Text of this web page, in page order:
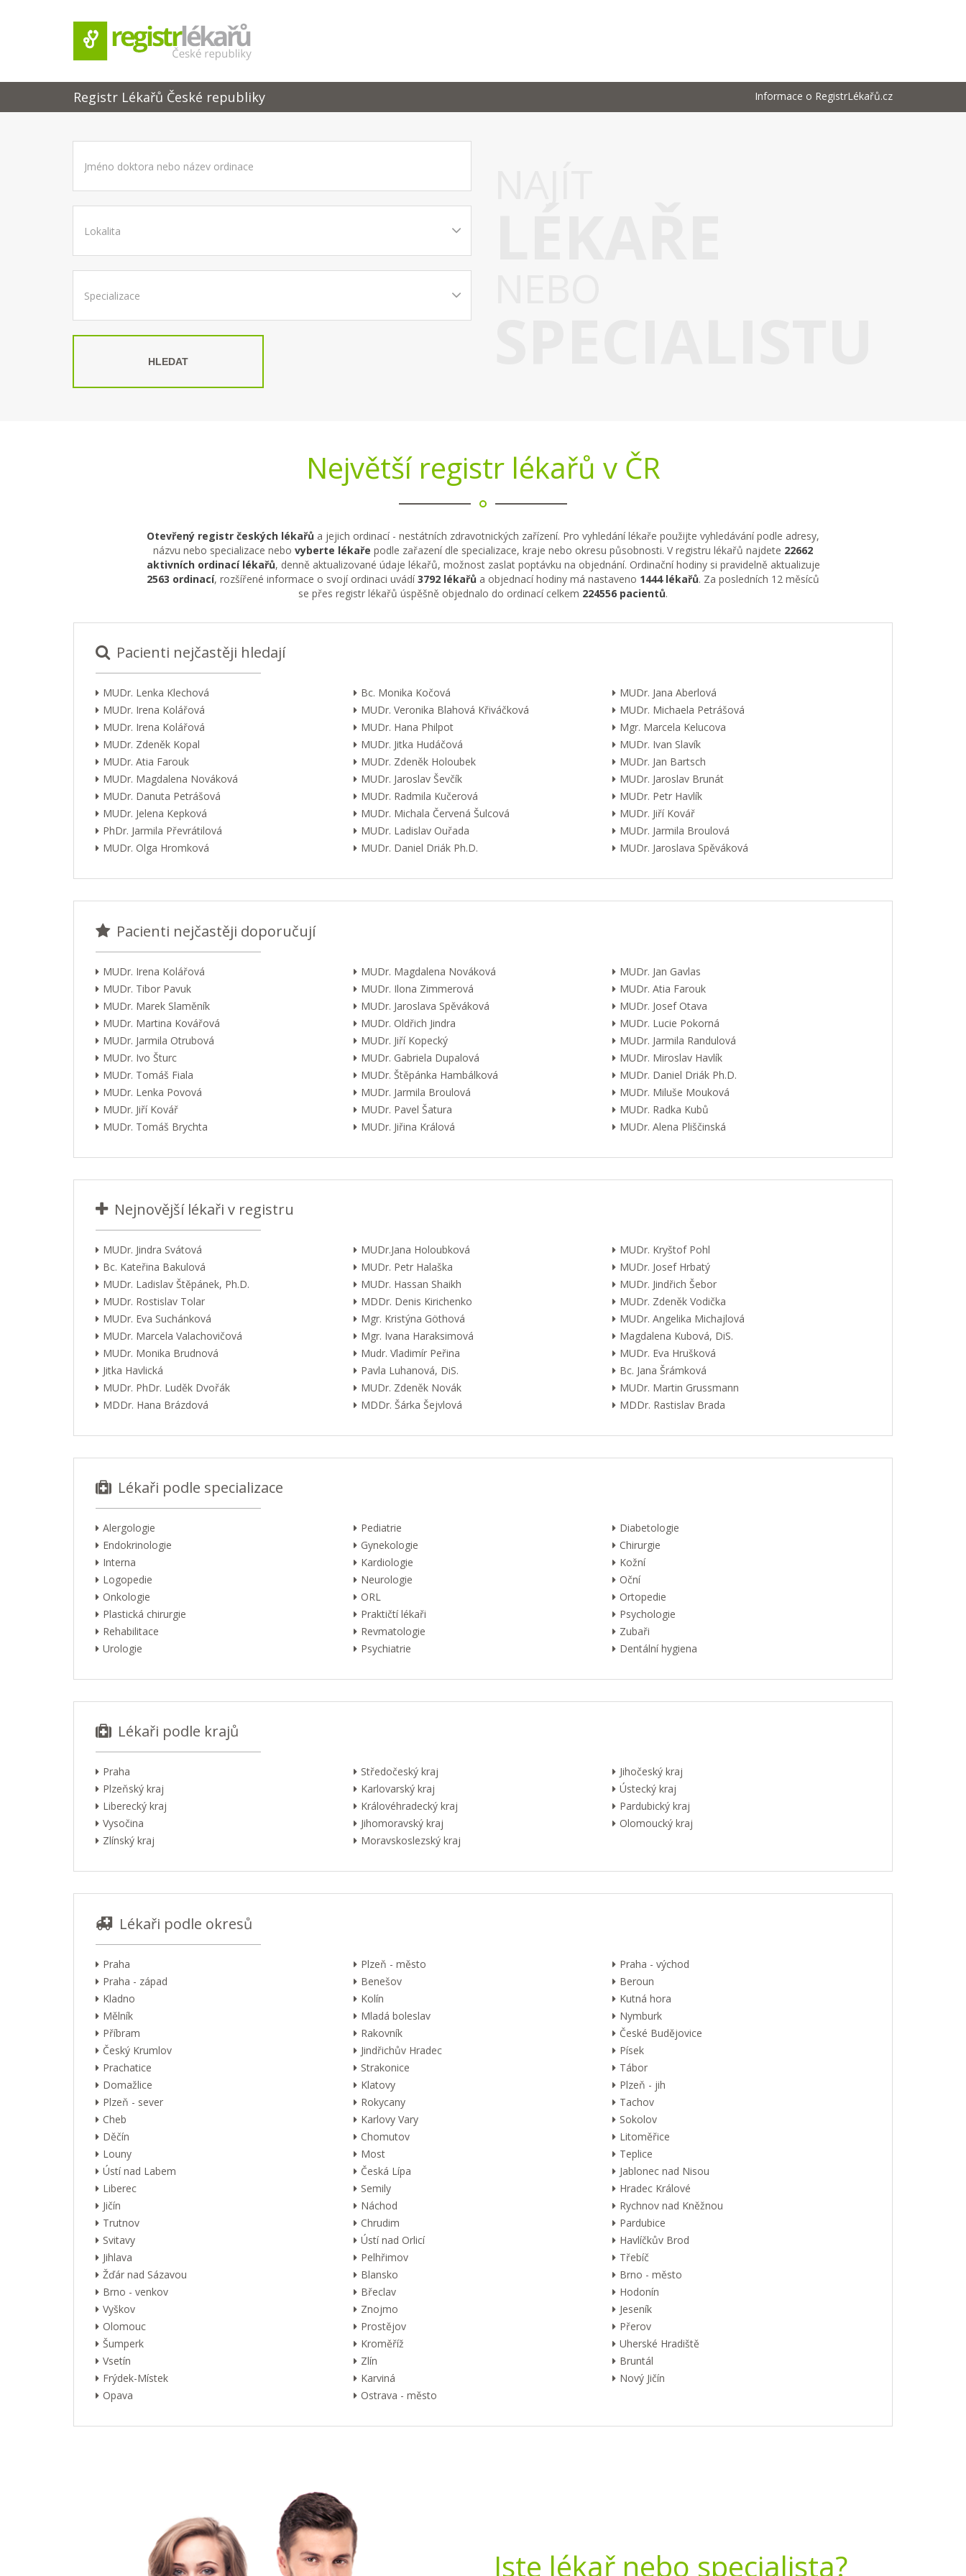
Registr Lékařů České republiky Informace o RegistrLékařů.cz
HLEDAT
Největší registr lékařů v ČR
Otevřený registr českých lékařů a jejich ordinací - nestátních zdravotnických zařízení. Pro vyhledání lékaře použijte vyhledávání podle adresy,
názvu nebo specializace nebo vyberte lékaře podle zařazení dle specializace, kraje nebo okresu působnosti. V registru lékařů najdete 22662
aktivních ordinací lékařů, denně aktualizované údaje lékařů, možnost zaslat poptávku na objednání. Ordinační hodiny si pravidelně aktualizuje
2563 ordinací, rozšířené informace o svojí ordinaci uvádí3792 lékařů a objednací hodiny má nastaveno 1444 lékařů. Za posledních 12 měsíců
se přes registr lékařů úspěšně objednalo do ordinací celkem 224556 pacientů.
Pacienti nejčastěji hledají
MUDr. Lenka Klechová Bc. Monika Kočová
MUDr. Jana Aberlová
MUDr. Irena Kolářová
MUDr. Veronika Blahová Křiváčková
MUDr. Michaela Petrášová
MUDr. Irena Kolářová
MUDr. Hana Philpot
Mgr. Marcela Kelucova
MUDr. Zdeněk Kopal
MUDr. Jitka Hudáčová
MUDr. Ivan Slavík
MUDr. Atia Farouk
MUDr. Zdeněk Holoubek
MUDr. Jan Bartsch
MUDr. Magdalena Nováková
MUDr. Jaroslav Ševčík
MUDr. Jaroslav Brunát
MUDr. Danuta Petrášová
MUDr. Radmila Kučerová
MUDr. Petr Havlík
MUDr. Jelena Kepková
MUDr. Michala Červená Šulcová
MUDr. Jiří Kovář
PhDr. Jarmila Převrátilová
MUDr. Ladislav Ouřada
MUDr. Jarmila Broulová
MUDr. Olga Hromková
MUDr. Daniel Driák Ph.D. MUDr. Jaroslava Spěváková
Pacienti nejčastěji doporučují
MUDr. Irena Kolářová MUDr. Magdalena Nováková
MUDr. Jan Gavlas
MUDr. Tibor Pavuk
MUDr. Ilona Zimmerová
MUDr. Atia Farouk
MUDr. Marek Slaměník
MUDr. Jaroslava Spěváková
MUDr. Josef Otava
MUDr. Martina Kovářová
MUDr. Oldřich Jindra
MUDr. Lucie Pokorná
MUDr. Jarmila Otrubová
MUDr. Jiří Kopecký
MUDr. Jarmila Randulová
MUDr. Ivo Šturc
MUDr. Gabriela Dupalová
MUDr. Miroslav Havlík
MUDr. Tomáš Fiala
MUDr. Štěpánka Hambálková
MUDr. Daniel Driák Ph.D.
MUDr. Lenka Povová
MUDr. Jarmila Broulová
MUDr. Miluše Mouková
MUDr. Jiří Kovář
MUDr. Pavel Šatura
MUDr. Radka Kubů
MUDr. Tomáš Brychta
MUDr. Jiřina Králová MUDr. Alena Pliščinská
Nejnovější lékaři v registru
MUDr. Jindra Svátová MUDr.Jana Holoubková
MUDr. Kryštof Pohl
Bc. Kateřina Bakulová
MUDr. Petr Halaška
MUDr. Josef Hrbatý
MUDr. Ladislav Štěpánek, Ph.D.
MUDr. Hassan Shaikh
MUDr. Jindřich Šebor
MUDr. Rostislav Tolar
MDDr. Denis Kirichenko
MUDr. Zdeněk Vodička
MUDr. Eva Suchánková
Mgr. Kristýna Göthová
MUDr. Angelika Michajlová
MUDr. Marcela Valachovičová
Mgr. Ivana Haraksimová
Magdalena Kubová, DiS.
MUDr. Monika Brudnová
Mudr. Vladimír Peřina
MUDr. Eva Hrušková
Jitka Havlická
Pavla Luhanová, DiS.
Bc. Jana Šrámková
MUDr. PhDr. Luděk Dvořák
MUDr. Zdeněk Novák
MUDr. Martin Grussmann
MDDr. Hana Brázdová
MDDr. Šárka Šejvlová MDDr. Rastislav Brada
Lékaři podle specializace
Alergologie Pediatrie
Diabetologie
Endokrinologie
Gynekologie
Chirurgie
Interna
Kardiologie
Kožní
Logopedie
Neurologie
Oční
Onkologie
ORL
Ortopedie
Plastická chirurgie
Praktičtí lékaři
Psychologie
Rehabilitace
Revmatologie
Zubaři
Urologie
Psychiatrie Dentální hygiena
Lékaři podle krajů
Praha Středočeský kraj
Jihočeský kraj
Plzeňský kraj
Karlovarský kraj
Ústecký kraj
Liberecký kraj
Královéhradecký kraj
Pardubický kraj
Vysočina
Jihomoravský kraj
Olomoucký kraj
Zlínský kraj
Moravskoslezský kraj
Lékaři podle okresů
Praha Plzeň - město
Praha - východ
Praha - západ
Benešov
Beroun
Kladno
Kolín
Kutná hora
Mělník
Mladá boleslav
Nymburk
Příbram
Rakovník
České Budějovice
Český Krumlov
Jindřichův Hradec
Písek
Prachatice
Strakonice
Tábor
Domažlice
Klatovy
Plzeň - jih
Plzeň - sever
Rokycany
Tachov
Cheb
Karlovy Vary
Sokolov
Děčín
Chomutov
Litoměřice
Louny
Most
Teplice
Ústí nad Labem
Česká Lípa
Jablonec nad Nisou
Liberec
Semily
Hradec Králové
Jičín
Náchod
Rychnov nad Kněžnou
Trutnov
Chrudim
Pardubice
Svitavy
Ústí nad Orlicí
Havlíčkův Brod
Jihlava
Pelhřimov
Třebíč
Žďár nad Sázavou
Blansko
Brno - město
Brno - venkov
Břeclav
Hodonín
Vyškov
Znojmo
Jeseník
Olomouc
Prostějov
Přerov
Šumperk
Kroměříž
Uherské Hradiště
Vsetín
Zlín
Bruntál
Frýdek-Místek
Karviná
Nový Jičín
Opava
Ostrava - město
Jste lékař nebo specialista?